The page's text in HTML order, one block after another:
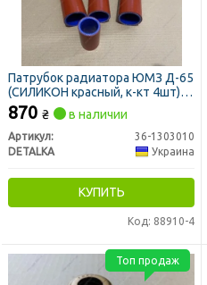
Патрубок радиатора ЮМЗ Д-65
(СИЛИКОН красный, к-кт 4шт)
(DETALKA)
870 ₴ в наличии
Артикул:
36-1303010
DETALKA
Украина
КУПИТЬ
Код: 88910-4
Топ продаж